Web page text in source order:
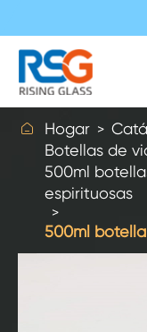
 Hogar
Botellas de
500ml
espirituosas
500ml